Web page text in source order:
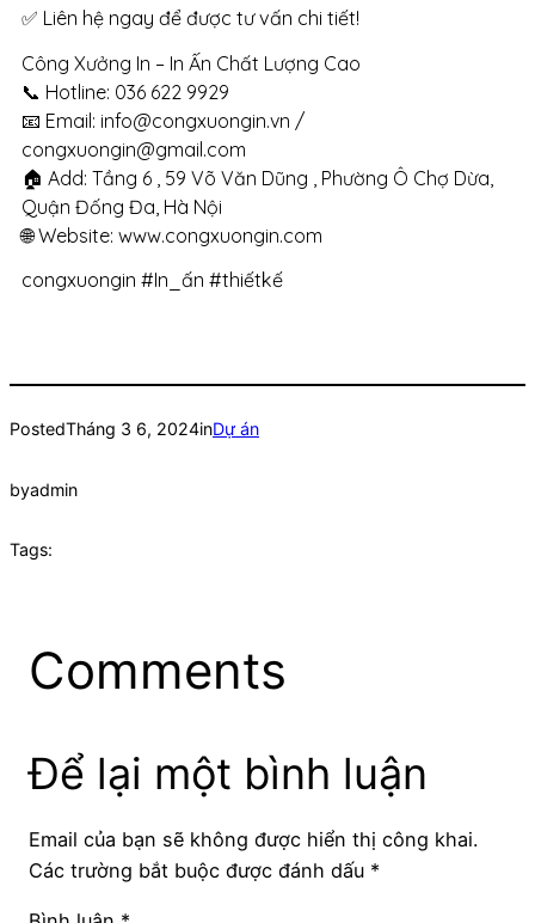
✅ Liên hệ ngay để được tư vấn chi tiết!
Công Xưởng In – In Ấn Chất Lượng Cao
📞 Hotline: 036 622 9929
📧 Email: info@congxuongin.vn /
congxuongin@gmail.com
🏠 Add: Tầng 6 , 59 Võ Văn Dũng , Phường Ô Chợ Dừa,
Quận Đống Đa, Hà Nội
🌐 Website: www.congxuongin.com
congxuongin #In_ấn #thiếtkế
PostedTháng 3 6, 2024inDự án
byadmin
Tags:
Comments
Để lại một bình luận
Email của bạn sẽ không được hiển thị công khai.
Các trường bắt buộc được đánh dấu *